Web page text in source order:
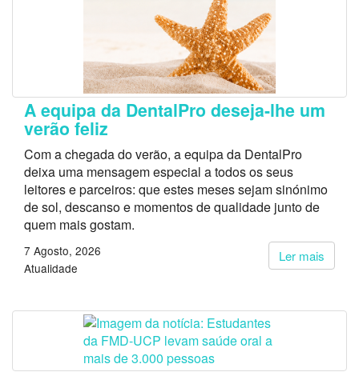
A equipa da DentalPro deseja-lhe um
verão feliz
Com a chegada do verão, a equipa da DentalPro
deixa uma mensagem especial a todos os seus
leitores e parceiros: que estes meses sejam sinónimo
de sol, descanso e momentos de qualidade junto de
quem mais gostam.
Ler mais
7 Agosto, 2026
Atualidade